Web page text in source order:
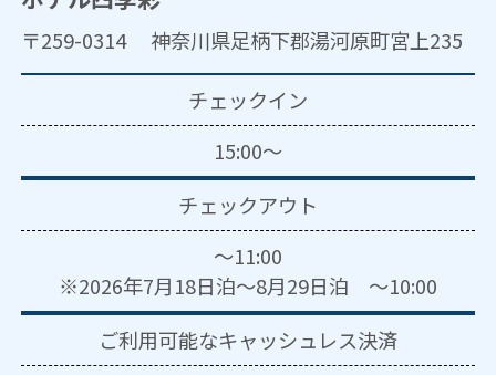
〒259-0314 神奈川県足柄下郡湯河原町宮上235
チェックイン
15:00～
チェックアウト
～11:00
※2026年7月18日泊～8月29日泊 ～10:00
ご利用可能なキャッシュレス決済